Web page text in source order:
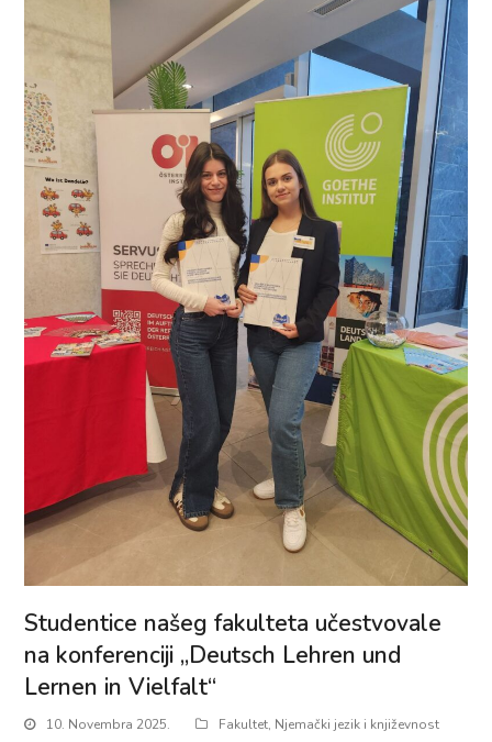
Studentice našeg fakulteta učestvovale
na konferenciji „Deutsch Lehren und
Lernen in Vielfalt“
10. Novembra 2025. Fakultet, Njemački jezik i književnost